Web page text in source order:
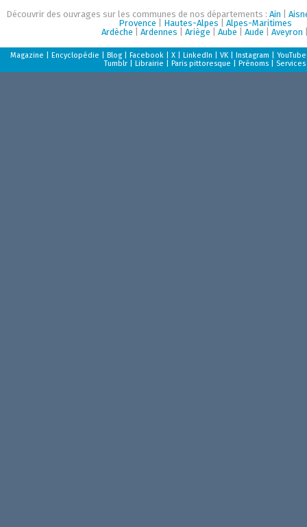
Découvrir des ouvrages sur les communes de nos départements :Ain |
Provence
Hautes-Alpes
Alpes-Maritimes
Ardèche |Ardennes |Ariège |Aube |Aude |Aveyron
Magazine |Encyclopédie |Blog |Facebook |X |LinkedIn |VK |Instagram |YouTube
Tumblr |Librairie |Paris pittoresque |Prénoms Services